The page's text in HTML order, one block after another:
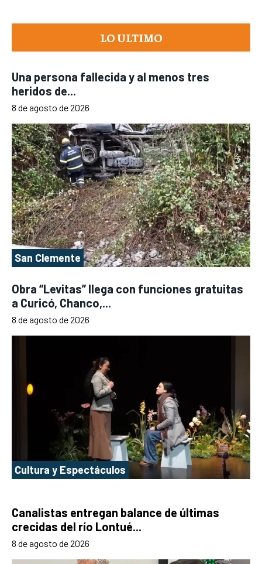
LO ULTIMO
Una persona fallecida y al menos tres
heridos de...
8 de agosto de 2026
San Clemente
Obra “Levitas” llega con funciones gratuitas
a Curicó, Chanco,...
8 de agosto de 2026
Cultura y Espectáculos
Canalistas entregan balance de últimas
crecidas del río Lontué...
8 de agosto de 2026